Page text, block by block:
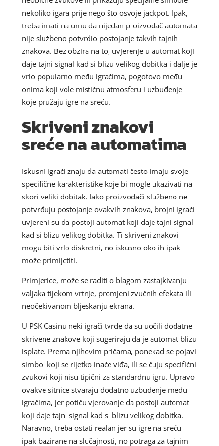
nekoliko igara prije nego što osvoje jackpot. Ipak,
treba imati na umu da nijedan proizvođač automata
nije službeno potvrdio postojanje takvih tajnih
znakova. Bez obzira na to, uvjerenje u automat koji
daje tajni signal kad si blizu velikog dobitka i dalje je
vrlo popularno među igračima, pogotovo među
onima koji vole mističnu atmosferu i uzbuđenje
koje pružaju igre na sreću.
Skriveni znakovi
sreće na automatima
Iskusni igrači znaju da automati često imaju svoje
specifične karakteristike koje bi mogle ukazivati na
skori veliki dobitak. Iako proizvođači službeno ne
potvrđuju postojanje ovakvih znakova, brojni igrači
uvjereni su da postoji automat koji daje tajni signal
kad si blizu velikog dobitka. Ti skriveni znakovi
mogu biti vrlo diskretni, no iskusno oko ih ipak
može primijetiti.
Primjerice, može se raditi o blagom zastajkivanju
valjaka tijekom vrtnje, promjeni zvučnih efekata ili
neočekivanom bljeskanju ekrana.
U PSK Casinu neki igrači tvrde da su uočili dodatne
skrivene znakove koji sugeriraju da je automat blizu
isplate. Prema njihovim pričama, ponekad se pojavi
simbol koji se rijetko inače viđa, ili se čuju specifični
zvukovi koji nisu tipični za standardnu igru. Upravo
ovakve sitnice stvaraju dodatno uzbuđenje među
igračima, jer potiču vjerovanje da postoji automat
koji daje tajni signal kad si blizu velikog dobitka.
Naravno, treba ostati realan jer su igre na sreću
ipak bazirane na slučajnosti, no potraga za tajnim